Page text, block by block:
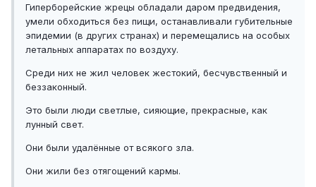
Гиперборейские жрецы обладали даром предвидения,
умели обходиться без пищи, останавливали губительные
эпидемии (в других странах) и перемещались на особых
летальных аппаратах по воздуху.
Среди них не жил человек жестокий, бесчувственный и
беззаконный.
Это были люди светлые, сияющие, прекрасные, как
лунный свет.
Они были удалённые от всякого зла.
Они жили без отягощений кармы.